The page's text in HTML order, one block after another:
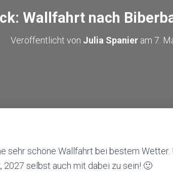
Wallfahrt nach
Veröffentlicht von Julia Spanier am 7.
sehr schöne Wallfahrt bei bestem Wetter.
selbst auch mit dabei zu sein! 🙂